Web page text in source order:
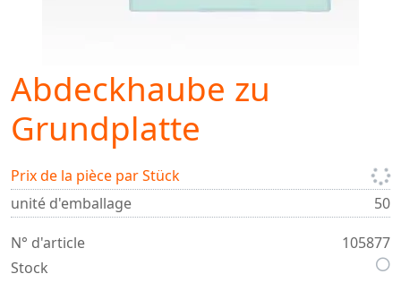
Abdeckhaube zu
Grundplatte
Prix de la pièce par Stück
unité d'emballage
50
N° d'article
105877
Stock